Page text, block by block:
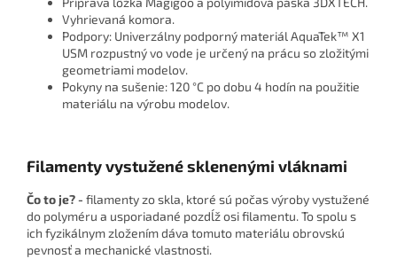
Vyhrievaná komora.
Podpory: Univerzálny podporný materiál AquaTek™ X1
USM rozpustný vo vode je určený na prácu so zložitými
geometriami modelov.
Pokyny na sušenie: 120 °C po dobu 4 hodín na použitie
materiálu na výrobu modelov.
Filamenty vystužené sklenenými vláknami
Čo to je? - filamenty zo skla, ktoré sú počas výroby vystužené
do polyméru a usporiadané pozdĺž osi filamentu. To spolu s
ich fyzikálnym zložením dáva tomuto materiálu obrovskú
pevnosť a mechanické vlastnosti.